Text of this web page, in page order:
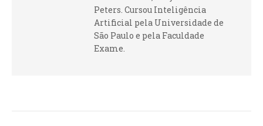
Peters. Cursou Inteligência
Artificial pela Universidade de
São Paulo e pela Faculdade
Exame.